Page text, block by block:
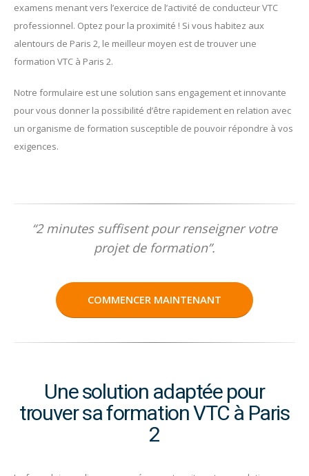
examens menant vers l’exercice de l’activité de conducteur VTC
professionnel. Optez pour la proximité ! Si vous habitez aux
alentours de Paris 2, le meilleur moyen est de trouver une
formation VTC à Paris 2.
Notre formulaire est une solution sans engagement et innovante
pour vous donner la possibilité d’être rapidement en relation avec
un organisme de formation susceptible de pouvoir répondre à vos
exigences.
“2 minutes suffisent pour renseigner votre
projet de formation”.
COMMENCER MAINTENANT
Une solution adaptée pour
trouver sa formation VTC à Paris
2